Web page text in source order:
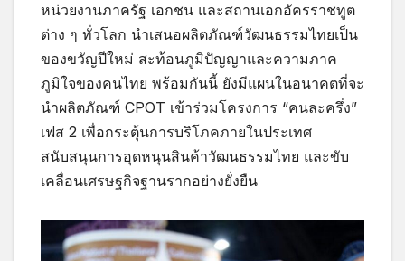
หน่วยงานภาครัฐ เอกชน และสถานเอกอัครราชทูต
ต่าง ๆ ทั่วโลก นำเสนอผลิตภัณฑ์วัฒนธรรมไทยเป็น
ของขวัญปีใหม่ สะท้อนภูมิปัญญาและความภาค
ภูมิใจของคนไทย พร้อมกันนี้ ยังมีแผนในอนาคตที่จะ
นำผลิตภัณฑ์ CPOT เข้าร่วมโครงการ “คนละครึ่ง”
เฟส 2 เพื่อกระตุ้นการบริโภคภายในประเทศ
สนับสนุนการอุดหนุนสินค้าวัฒนธรรมไทย และขับ
เคลื่อนเศรษฐกิจฐานรากอย่างยั่งยืน